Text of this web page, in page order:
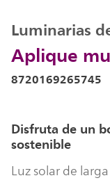
Aplique
Luminarias
8720169265745
Disfruta de un
sostenible
Luz solar de